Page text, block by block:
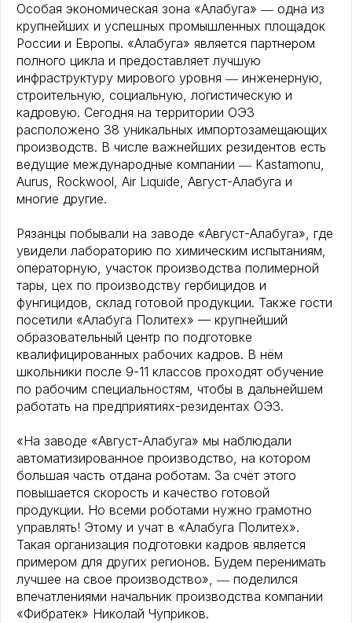
Особая экономическая зона «Алабуга» ― одна из
крупнейших и успешных промышленных площадок
России и Европы. «Алабуга» является партнером
полного цикла и предоставляет лучшую
инфраструктуру мирового уровня ― инженерную,
строительную, социальную, логистическую и
кадровую. Сегодня на территории ОЭЗ
расположено 38 уникальных импортозамещающих
производств. В числе важнейших резидентов есть
ведущие международные компании ― Kastamonu,
Aurus, Rockwool, Air Liquide, Август-Алабуга и
многие другие.
Рязанцы побывали на заводе «Август-Алабуга», где
увидели лабораторию по химическим испытаниям,
операторную, участок производства полимерной
тары, цех по производству гербицидов и
фунгицидов, склад готовой продукции. Также гости
посетили «Алабуга Политех» — крупнейший
образовательный центр по подготовке
квалифицированных рабочих кадров. В нём
школьники после 9-11 классов проходят обучение
по рабочим специальностям, чтобы в дальнейшем
работать на предприятиях-резидентах ОЭЗ.
«На заводе «Август-Алабуга» мы наблюдали
автоматизированное производство, на котором
большая часть отдана роботам. За счёт этого
повышается скорость и качество готовой
продукции. Но всеми роботами нужно грамотно
управлять! Этому и учат в «Алабуга Политех».
Такая организация подготовки кадров является
примером для других регионов. Будем перенимать
лучшее на свое производство», ― поделился
впечатлениями начальник производства компании
«Фибратек» Николай Чуприков.